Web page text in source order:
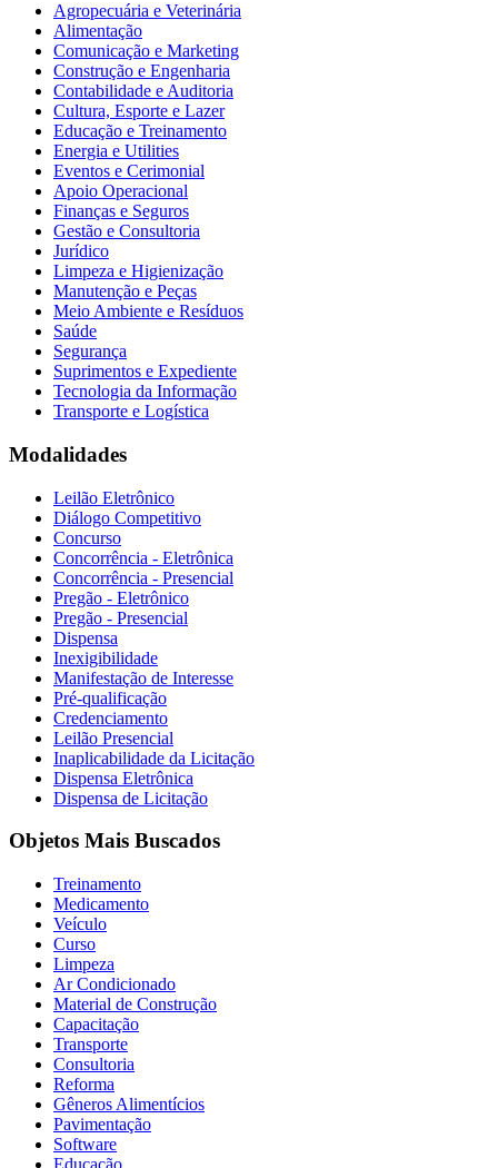
Agropecuária e Veterinária
Alimentação
Comunicação e Marketing
Construção e Engenharia
Contabilidade e Auditoria
Cultura, Esporte e Lazer
Educação e Treinamento
Energia e Utilities
Eventos e Cerimonial
Apoio Operacional
Finanças e Seguros
Gestão e Consultoria
Jurídico
Limpeza e Higienização
Manutenção e Peças
Meio Ambiente e Resíduos
Saúde
Segurança
Suprimentos e Expediente
Tecnologia da Informação
Transporte e Logística
Modalidades
Leilão Eletrônico
Diálogo Competitivo
Concurso
Concorrência - Eletrônica
Concorrência - Presencial
Pregão - Eletrônico
Pregão - Presencial
Dispensa
Inexigibilidade
Manifestação de Interesse
Pré-qualificação
Credenciamento
Leilão Presencial
Inaplicabilidade da Licitação
Dispensa Eletrônica
Dispensa de Licitação
Objetos Mais Buscados
Treinamento
Medicamento
Veículo
Curso
Limpeza
Ar Condicionado
Material de Construção
Capacitação
Transporte
Consultoria
Reforma
Gêneros Alimentícios
Pavimentação
Software
Educação